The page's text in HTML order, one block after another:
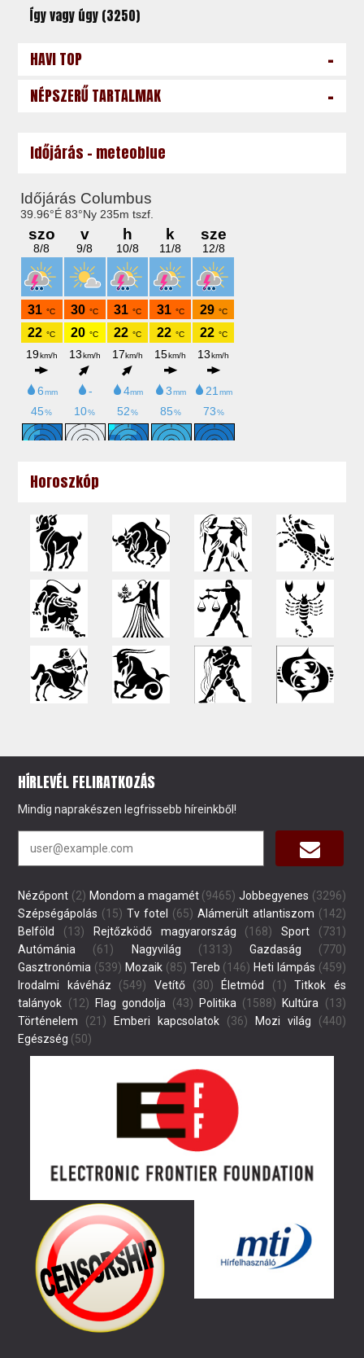
Így vagy úgy (3250)
HAVI TOP -
NÉPSZERŰ TARTALMAK -
Időjárás - meteoblue
Horoszkóp
HÍRLEVÉL FELIRATKOZÁS
Mindig naprakészen legfrissebb híreinkből!
Nézőpont (2) Mondom a magamét(9465) Jobbegyenes (3296)
Szépségápolás (15) Tv fotel (65) Alámerült atlantiszom (142)
Belföld
(13) Rejtőzködő magyarország (168) Sport(731)
Autómánia (61) Nagyvilág (1313) Gazdaság (770)
Gasztronómia (539) Mozaik(85) Tereb (146) Heti lámpás (459)
Irodalmi kávéház (549) Vetítő(30) Életmód (1)
Titkok és
talányok (12) Flag gondolja (43) Politika (1588) Kultúra (13)
Történelem (21) Emberi kapcsolatok (36) Mozi világ (440)
Egészség (50)